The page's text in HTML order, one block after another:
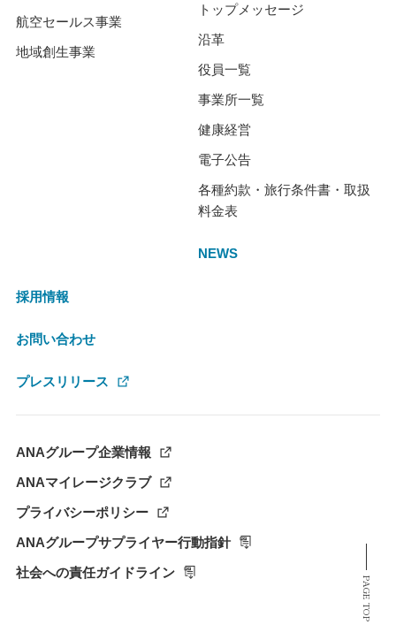
PAGE TOP
航空セールス事業
地域創生事業
トップメッセージ
沿革
役員一覧
事業所一覧
健康経営
電子公告
各種約款・旅行条件書・取扱
料金表
NEWS
採用情報
お問い合わせ
プレスリリース
ANAグループ企業情報
ANAマイレージクラブ
プライバシーポリシー
ANAグループサプライヤー行動指針
社会への責任ガイドライン